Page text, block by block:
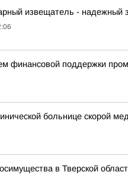
извещатель - надежный
финансовой поддержки
больнице скорой
в Тверской